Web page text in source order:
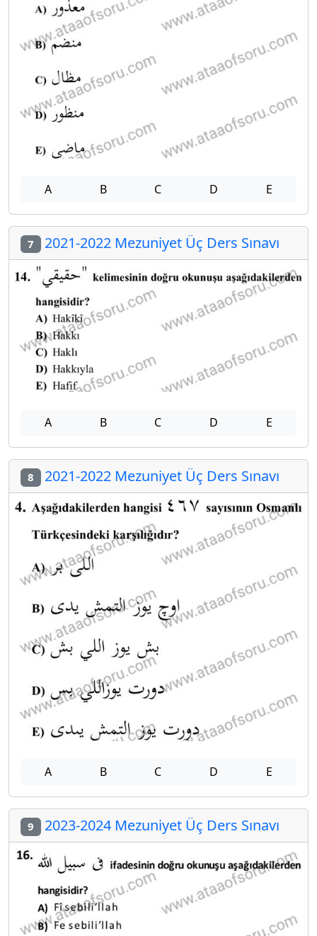
A B C D E
7 2021-2022 Mezuniyet Üç Ders Sınavı
A B C D E
8 2021-2022 Mezuniyet Üç Ders Sınavı
A B C D E
9 2023-2024 Mezuniyet Üç Ders Sınavı